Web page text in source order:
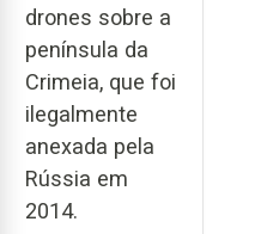
drones sobre a
península da
Crimeia, que foi
ilegalmente
anexada pela
Rússia em
2014.